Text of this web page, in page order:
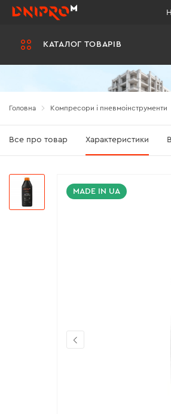
КАТАЛОГ ТОВАРІВ
Головна Компресори і пневмоінструменти
Все про товар Характеристики
MADE IN UA